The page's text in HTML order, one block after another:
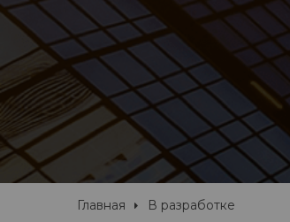
Главная В разработке